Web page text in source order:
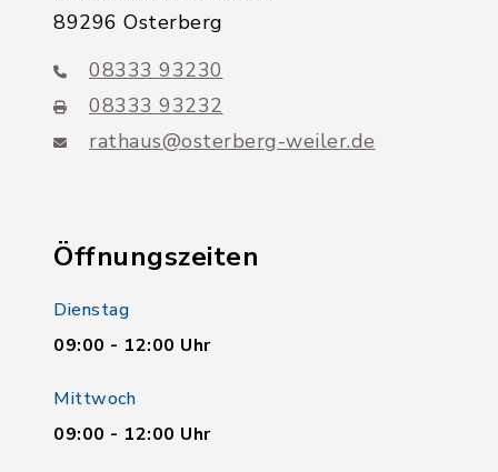
89296 Osterberg
08333 93230
08333 93232
rathaus@osterberg-weiler.de
Öffnungszeiten
Dienstag
09:00 - 12:00 Uhr
Mittwoch
09:00 - 12:00 Uhr